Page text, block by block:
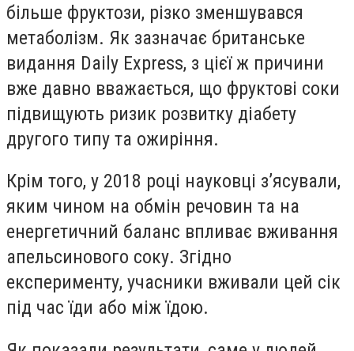
більше фруктози, різко зменшувався
метаболізм. Як зазначає британське
видання Daily Express, з цієї ж причини
вже давно вважається, що фруктові соки
підвищують ризик розвитку діабету
другого типу та ожиріння.
Крім того, у 2018 році науковці з’ясували,
яким чином на обмін речовин та на
енергетичний баланс впливає вживання
апельсинового соку. Згідно
експерименту, учасники вживали цей сік
під час їди або між їдою.